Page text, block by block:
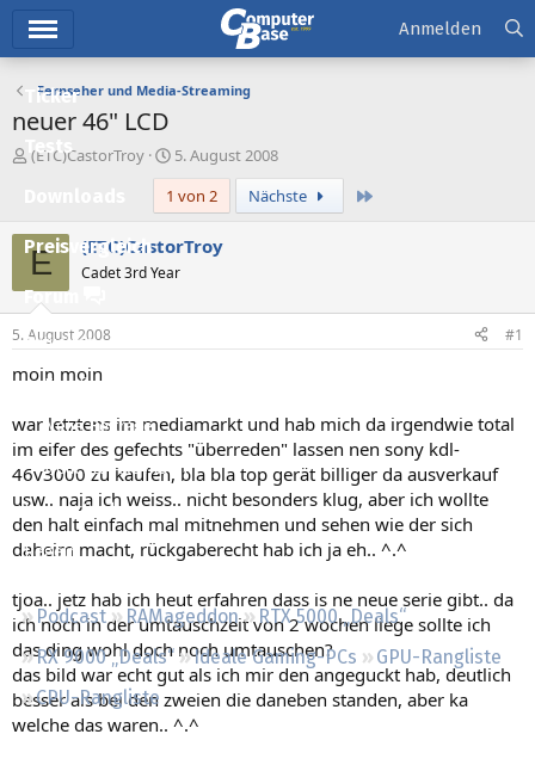
Ticker
Tests
Preisvergleich
Forum
Aktuelles
Empfohlene Inhalte
Neue Beiträge
Neueste Aktivitäten
Leserartikel
Regeln
Podcast RAMageddon
RTX 5000 „Deals“
RX 9000 „Deals“
Ideale Gaming-PCs
GPU-Rangliste
CPU-Rangliste
Anmelden
Fernseher und Media-Streaming
neuer 46" LCD
E
e
e
r
(ETC)CastorTroy
E
r
s
t
e
l
m
5. August 2008
1 von 2
Nächste
E (ETC)CastorTroy
Cadet 3rd Year
5. August 2008 #1
moin moin
war letztens im mediamarkt und hab mich da irgendwie total
im eifer des gefechts "überreden" lassen nen sony kdl-
46v3000 zu kaufen, bla bla top gerät billiger da ausverkauf
usw.. naja ich weiss.. nicht besonders klug, aber ich wollte
den halt einfach mal mitnehmen und sehen wie der sich
daheim macht, rückgaberecht hab ich ja eh.. ^.^
tjoa.. jetz hab ich heut erfahren dass is ne neue serie gibt.. da
ich noch in der umtauschzeit von 2 wochen liege sollte ich
das ding wohl doch noch umtauschen?
das bild war echt gut als ich mir den angeguckt hab, deutlich
besser als bei den zweien die daneben standen, aber ka
welche das waren.. ^.^